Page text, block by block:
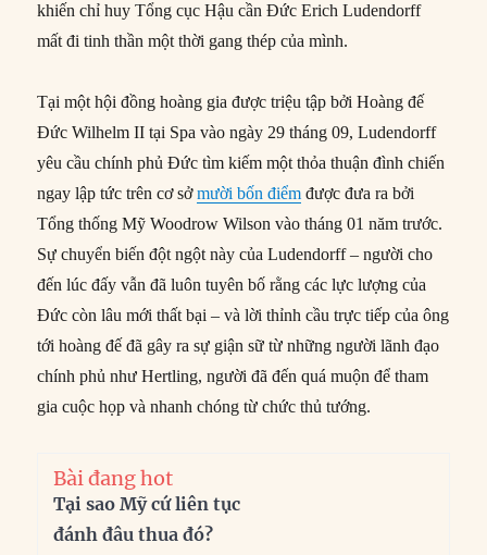
khiến chỉ huy Tổng cục Hậu cần Đức Erich Ludendorff
mất đi tinh thần một thời gang thép của mình.
Tại một hội đồng hoàng gia được triệu tập bởi Hoàng đế
Đức Wilhelm II tại Spa vào ngày 29 tháng 09, Ludendorff
yêu cầu chính phủ Đức tìm kiếm một thỏa thuận đình chiến
ngay lập tức trên cơ sởmười bốn điểm được đưa ra bởi
Tổng thống Mỹ Woodrow Wilson vào tháng 01 năm trước.
Sự chuyển biến đột ngột này của Ludendorff – người cho
đến lúc đấy vẫn đã luôn tuyên bố rằng các lực lượng của
Đức còn lâu mới thất bại – và lời thỉnh cầu trực tiếp của ông
tới hoàng đế đã gây ra sự giận sữ từ những người lãnh đạo
chính phủ như Hertling, người đã đến quá muộn để tham
gia cuộc họp và nhanh chóng từ chức thủ tướng.
Bài đang hot
Tại sao Mỹ cứ liên tục
đánh đâu thua đó?